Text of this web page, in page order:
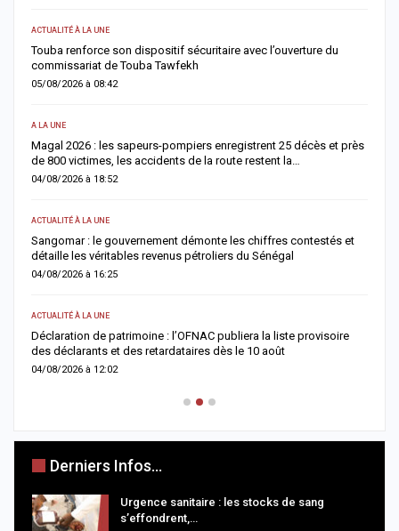
ACTUALITÉ À LA UNE
Touba renforce son dispositif sécuritaire avec l’ouverture du
commissariat de Touba Tawfekh
05/08/2026 à 08:42
A LA UNE
Magal 2026 : les sapeurs-pompiers enregistrent 25 décès et près
de 800 victimes, les accidents de la route restent la…
04/08/2026 à 18:52
ACTUALITÉ À LA UNE
Sangomar : le gouvernement démonte les chiffres contestés et
détaille les véritables revenus pétroliers du Sénégal
04/08/2026 à 16:25
ACTUALITÉ À LA UNE
Déclaration de patrimoine : l’OFNAC publiera la liste provisoire
des déclarants et des retardataires dès le 10 août
04/08/2026 à 12:02
Derniers Infos...
Urgence sanitaire : les stocks de sang
s’effondrent,…